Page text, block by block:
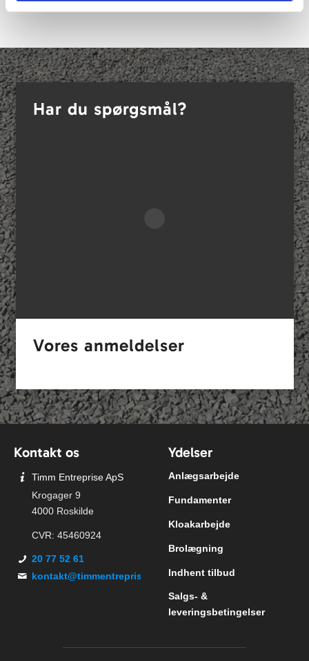
Har du spørgsmål?
Vores anmeldelser
Kontakt os
Timm Entreprise ApS
Krogager 9
4000 Roskilde
CVR: 45460924
20 77 52 61
kontakt@timmentreprise.dk
Ydelser
Anlægsarbejde
Fundamenter
Kloakarbejde
Brolægning
Indhent tilbud
Salgs- &
leveringsbetingelser